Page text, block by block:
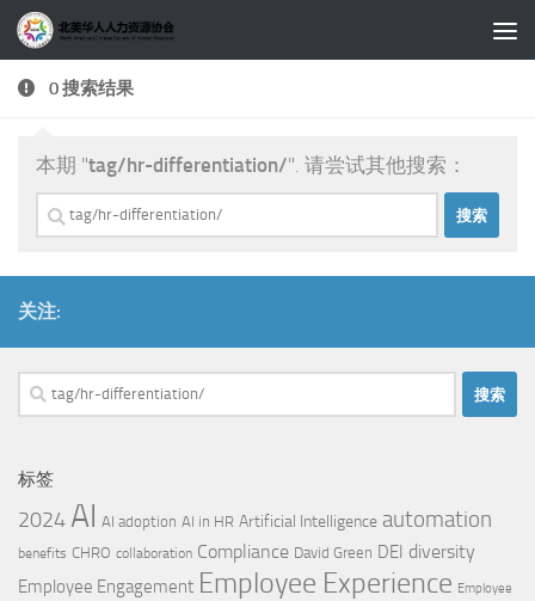
跳至内容
0 搜索结果
本期 "tag/hr-differentiation/". 请尝试其他搜索：
搜
索：
关注:
搜
索：
标签
2024 AI AI adoption AI in HR Artificial Intelligence automation
benefits CHRO collaboration Compliance David Green DEI diversity
Employee Engagement Employee Experience Employee